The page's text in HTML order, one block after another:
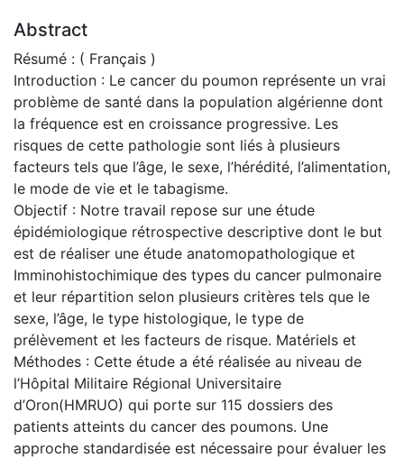
Abstract
Résumé : ( Français )
Introduction : Le cancer du poumon représente un vrai
problème de santé dans la population algérienne dont
la fréquence est en croissance progressive. Les
risques de cette pathologie sont liés à plusieurs
facteurs tels que l’âge, le sexe, l’hérédité, l’alimentation,
le mode de vie et le tabagisme.
Objectif : Notre travail repose sur une étude
épidémiologique rétrospective descriptive dont le but
est de réaliser une étude anatomopathologique et
Imminohistochimique des types du cancer pulmonaire
et leur répartition selon plusieurs critères tels que le
sexe, l’âge, le type histologique, le type de
prélèvement et les facteurs de risque. Matériels et
Méthodes : Cette étude a été réalisée au niveau de
l’Hôpital Militaire Régional Universitaire
d’Oron(HMRUO) qui porte sur 115 dossiers des
patients atteints du cancer des poumons. Une
approche standardisée est nécessaire pour évaluer les